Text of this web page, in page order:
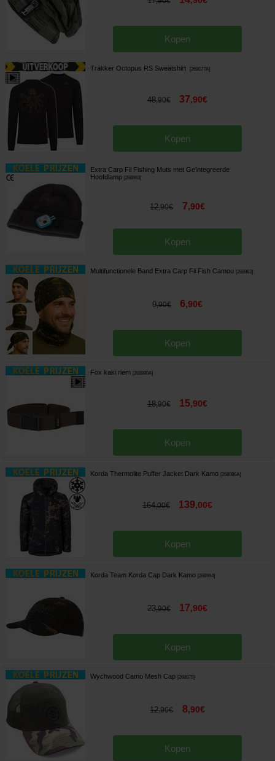
Kopen
Trakker Octopus RS Sweatshirt 269077A]
48,90€ 37,90€
Kopen
Extra Carp Fil Fishing Muts met Geïntegreerde
Hoofdlamp
268983]
12,90€ 7,90€
Kopen
Multifunctionele Band Extra Carp Fil Fish Camou 268982]
9,90€ 6,90€
Kopen
Fox kaki riem 268980A]
18,90€ 15,90€
Kopen
Korda Thermolite Puffer Jacket Dark Kamo 268986A]
164,00€ 139,00€
Kopen
Korda Team Korda Cap Dark Kamo 268984]
23,90€ 17,90€
Kopen
Wychwood Camo Mesh Cap 268979]
12,90€ 8,90€
Kopen